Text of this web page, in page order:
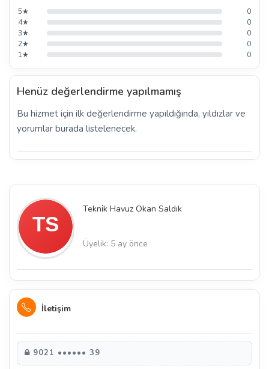
5★
0
4★
0
3★
0
2★
0
1★
0
Henüz değerlendirme yapılmamış
Bu hizmet için ilk değerlendirme yapıldığında, yıldızlar ve
yorumlar burada listelenecek.
Tekni̇k Havuz Okan Saldık
Üyelik: 5 ay önce
İletişim
9021 •••••• 39